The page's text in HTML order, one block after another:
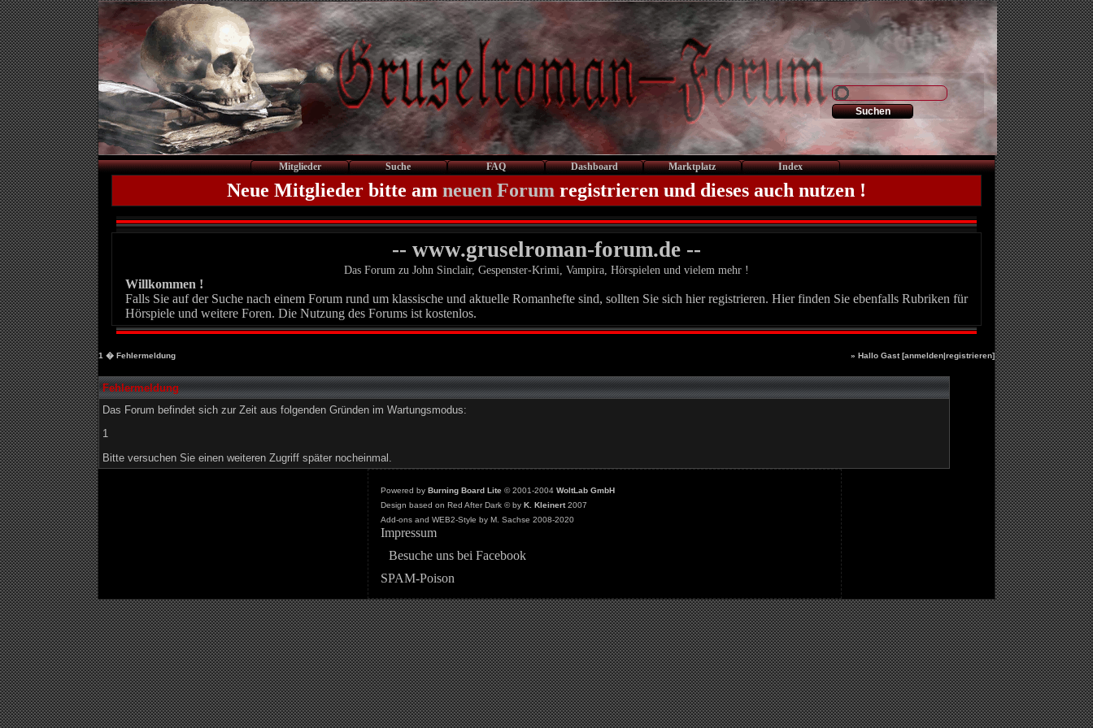
Mitglieder Suche FAQ Dashboard Marktplatz Index
Neue Mitglieder bitte am neuen Forum registrieren und dieses auch nutzen !
-- www.gruselroman-forum.de --
Das Forum zu John Sinclair, Gespenster-Krimi, Vampira, Hörspielen und vielem mehr !
Willkommen !
Falls Sie auf der Suche nach einem Forum rund um klassische und aktuelle Romanhefte sind, sollten Sie sich hier registrieren. Hier finden Sie ebenfalls Rubriken für
Hörspiele und weitere Foren. Die Nutzung des Forums ist kostenlos.
1 � Fehlermeldung » Hallo Gast [anmelden|registrieren]
Fehlermeldung
Das Forum befindet sich zur Zeit aus folgenden Gründen im Wartungsmodus:
1
Bitte versuchen Sie einen weiteren Zugriff später nocheinmal.
Powered by Burning Board Lite© 2001-2004 WoltLab GmbH
Design based on Red After Dark © by K. Kleinert2007
Add-ons and WEB2-Style by M. Sachse 2008-2020
Impressum
Besuche uns bei Facebook
SPAM-Poison